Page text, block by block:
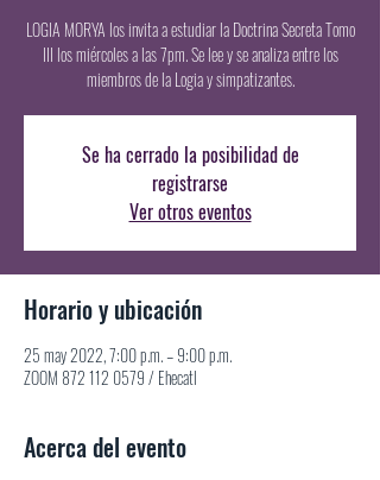
LOGIA MORYA los invita a estudiar la Doctrina Secreta Tomo
III los miércoles a las 7pm. Se lee y se analiza entre los
miembros de la Logia y simpatizantes.
Se ha cerrado la posibilidad de
registrarse
Ver otros eventos
Horario y ubicación
25 may 2022, 7:00 p.m. – 9:00 p.m.
ZOOM 872 112 0579 / Ehecatl
Acerca del evento